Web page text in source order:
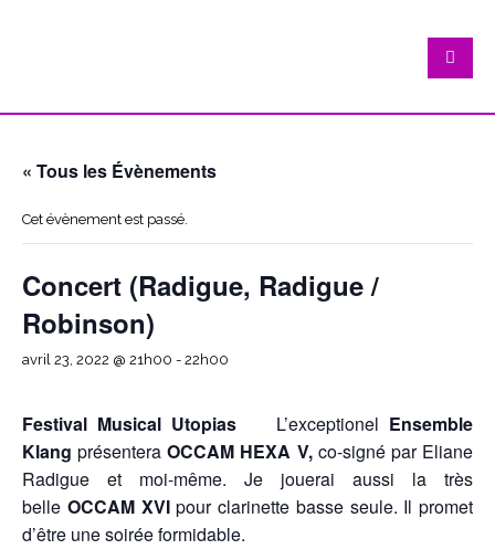
« Tous les Évènements
Cet évènement est passé.
Concert (Radigue, Radigue /
Robinson)
avril 23, 2022 @ 21h00 - 22h00
Festival Musical Utopias L’exceptionel Ensemble
Klang présenteraOCCAM HEXA V,co-signé par Eliane
Radigue et moi-même. Je jouerai aussi la très
belle OCCAM XVIpour clarinette basse seule. Il promet
d’être une soirée formidable.